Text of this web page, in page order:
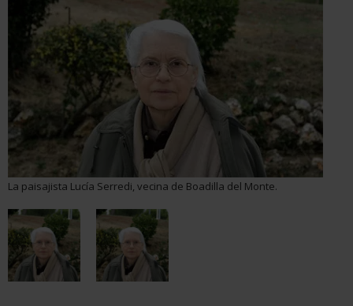
La paisajista Lucía Serredi, vecina de Boadilla del Monte.